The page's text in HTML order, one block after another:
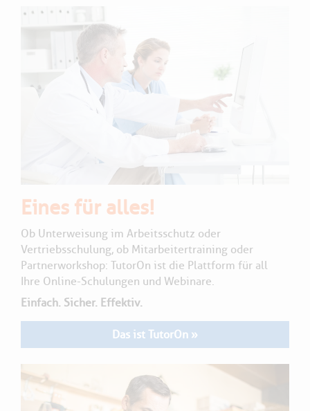
Eines für alles!
Ob Unterweisung im Arbeitsschutz oder
Vertriebsschulung, ob Mitarbeitertraining oder
Partnerworkshop: TutorOn ist die Plattform für all
Ihre Online-Schulungen und Webinare.
Einfach. Sicher. Effektiv.
Das ist TutorOn